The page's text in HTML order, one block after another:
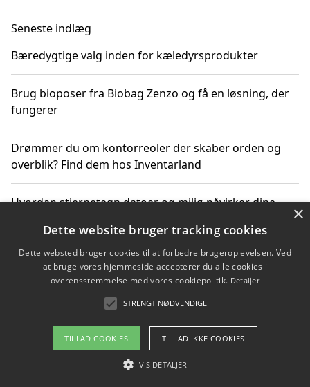
Seneste indlæg
Bæredygtige valg inden for kæledyrsprodukter
Brug bioposer fra Biobag Zenzo og få en løsning, der
fungerer
Drømmer du om kontorreoler der skaber orden og
overblik? Find dem hos Inventarland
Hvordan stjernetegn datoer og miljø påvirker dine
Bæredygtige gadgets til en grønnere hverdag
Om / kontakt
Blog Betingelser
×
Dette website bruger tracking cookies
Dette websted bruger cookies til at forbedre brugeroplevelsen. Ved
at bruge vores hjemmeside accepterer du alle cookies i
overensstemmelse med vores cookiepolitik. Detaljer
STRENGT NØDVENDIGE
TILLAD COOKIES TILLAD IKKE COOKIES
VIS DETALJER